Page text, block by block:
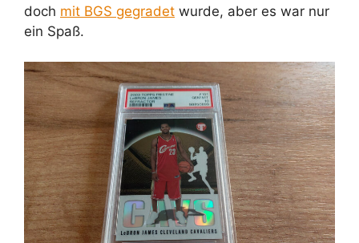
doch mit BGS gegradet wurde, aber es war nur
ein Spaß.